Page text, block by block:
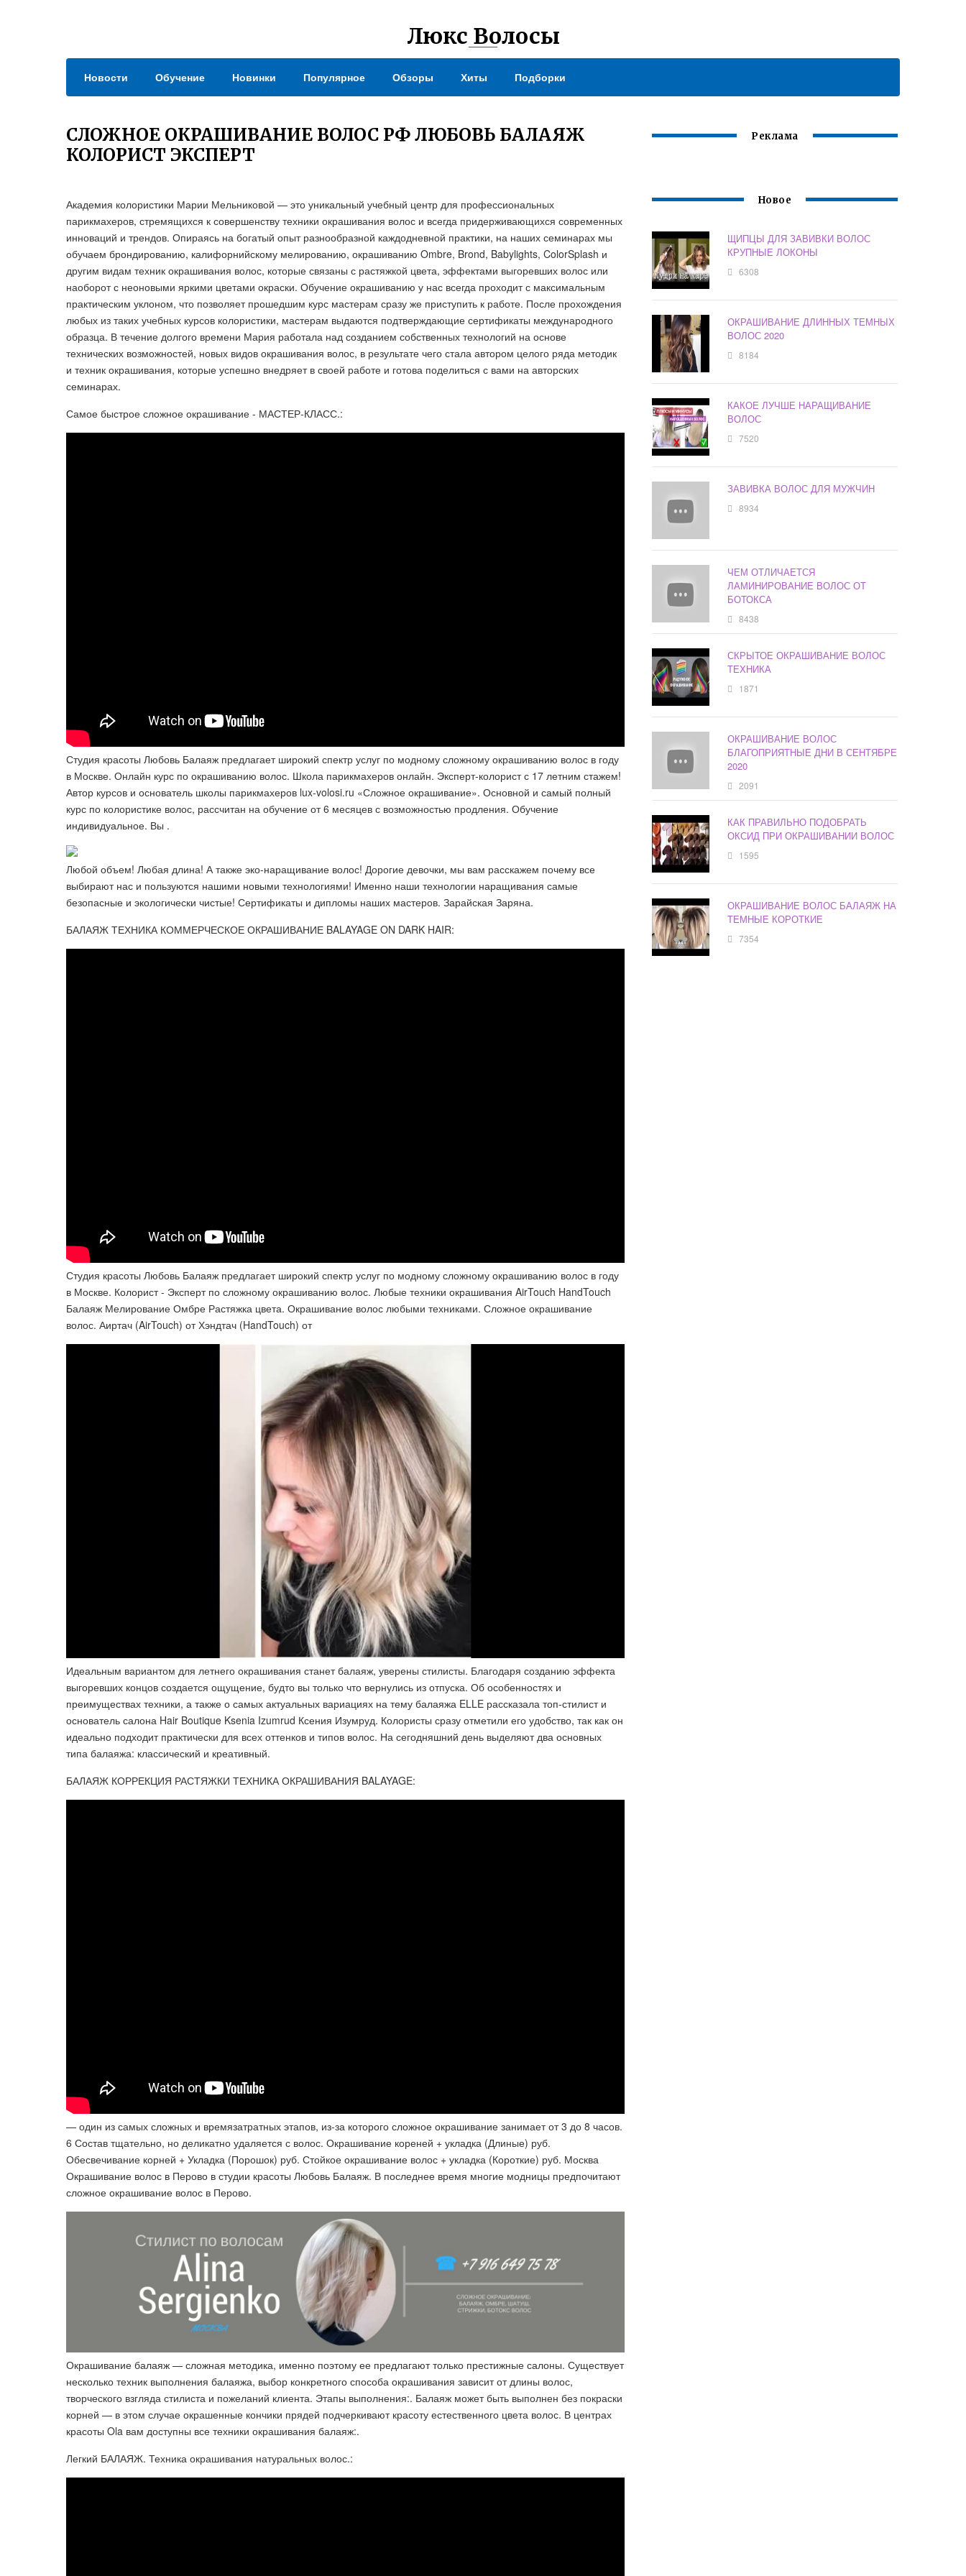
Люкс Волосы
Новости Обучение Новинки Популярное Обзоры Хиты Подборки
СЛОЖНОЕ ОКРАШИВАНИЕ ВОЛОС РФ ЛЮБОВЬ БАЛАЯЖ
КОЛОРИСТ ЭКСПЕРТ
Академия колористики Марии Мельниковой — это уникальный учебный центр для профессиональных
парикмахеров, стремящихся к совершенству техники окрашивания волос и всегда придерживающихся современных
инноваций и трендов. Опираясь на богатый опыт разнообразной каждодневной практики, на наших семинарах мы
обучаем брондированию, калифорнийскому мелированию, окрашиванию Ombre, Brond, Babylights, ColorSplash и
другим видам техник окрашивания волос, которые связаны с растяжкой цвета, эффектами выгоревших волос или
наоборот с неоновыми яркими цветами окраски. Обучение окрашиванию у нас всегда проходит с максимальным
практическим уклоном, что позволяет прошедшим курс мастерам сразу же приступить к работе. После прохождения
любых из таких учебных курсов колористики, мастерам выдаются подтверждающие сертификаты международного
образца. В течение долгого времени Мария работала над созданием собственных технологий на основе
технических возможностей, новых видов окрашивания волос, в результате чего стала автором целого ряда методик
и техник окрашивания, которые успешно внедряет в своей работе и готова поделиться с вами на авторских
семинарах.
Самое быстрое сложное окрашивание - МАСТЕР-КЛАСС.:
Студия красоты Любовь Балаяж предлагает широкий спектр услуг по модному сложному окрашиванию волос в году
в Москве. Онлайн курс по окрашиванию волос. Школа парикмахеров онлайн. Эксперт-колорист с 17 летним стажем!
Автор курсов и основатель школы парикмахеров lux-volosi.ru «Сложное окрашивание». Основной и самый полный
курс по колористике волос, рассчитан на обучение от 6 месяцев с возможностью продления. Обучение
индивидуальное. Вы .
Любой объем! Любая длина! А также эко-наращивание волос! Дорогие девочки, мы вам расскажем почему все
выбирают нас и пользуются нашими новыми технологиями! Именно наши технологии наращивания самые
безопасные и экологически чистые! Сертификаты и дипломы наших мастеров. Зарайская Заряна.
БАЛАЯЖ ТЕХНИКА КОММЕРЧЕСКОЕ ОКРАШИВАНИЕ BALAYAGE ON DARK HAIR:
Студия красоты Любовь Балаяж предлагает широкий спектр услуг по модному сложному окрашиванию волос в году
в Москве. Колорист - Эксперт по сложному окрашиванию волос. Любые техники окрашивания AirTouch HandTouch
Балаяж Мелирование Омбре Растяжка цвета. Окрашивание волос любыми техниками. Сложное окрашивание
волос. Аиртач (AirTouch) от Хэндтач (HandTouch) от
Идеальным вариантом для летнего окрашивания станет балаяж, уверены стилисты. Благодаря созданию эффекта
выгоревших концов создается ощущение, будто вы только что вернулись из отпуска. Об особенностях и
преимуществах техники, а также о самых актуальных вариациях на тему балаяжа ELLE рассказала топ-стилист и
основатель салона Hair Boutique Ksenia Izumrud Ксения Изумруд. Колористы сразу отметили его удобство, так как он
идеально подходит практически для всех оттенков и типов волос. На сегодняшний день выделяют два основных
типа балаяжа: классический и креативный.
БАЛАЯЖ КОРРЕКЦИЯ РАСТЯЖКИ ТЕХНИКА ОКРАШИВАНИЯ BALAYAGE:
— один из самых сложных и времязатратных этапов, из-за которого сложное окрашивание занимает от 3 до 8 часов.
6 Состав тщательно, но деликатно удаляется с волос. Окрашивание кореней + укладка (Длиные) руб.
Обесвечивание корней + Укладка (Порошок) руб. Стойкое окрашивание волос + укладка (Короткие) руб. Москва
Окрашивание волос в Перово в студии красоты Любовь Балаяж. В последнее время многие модницы предпочитают
сложное окрашивание волос в Перово.
Окрашивание балаяж — сложная методика, именно поэтому ее предлагают только престижные салоны. Существует
несколько техник выполнения балаяжа, выбор конкретного способа окрашивания зависит от длины волос,
творческого взгляда стилиста и пожеланий клиента. Этапы выполнения:. Балаяж может быть выполнен без покраски
корней — в этом случае окрашенные кончики прядей подчеркивают красоту естественного цвета волос. В центрах
красоты Ola вам доступны все техники окрашивания балаяж:.
Легкий БАЛАЯЖ. Техника окрашивания натуральных волос.:
Реклама
Новое
ЩИПЦЫ ДЛЯ ЗАВИВКИ ВОЛОС
КРУПНЫЕ ЛОКОНЫ
6308
ОКРАШИВАНИЕ ДЛИННЫХ ТЕМНЫХ
ВОЛОС 2020
8184
КАКОЕ ЛУЧШЕ НАРАЩИВАНИЕ
ВОЛОС
7520
ЗАВИВКА ВОЛОС ДЛЯ МУЖЧИН
8934
ЧЕМ ОТЛИЧАЕТСЯ
ЛАМИНИРОВАНИЕ ВОЛОС ОТ
БОТОКСА
8438
СКРЫТОЕ ОКРАШИВАНИЕ ВОЛОС
ТЕХНИКА
1871
ОКРАШИВАНИЕ ВОЛОС
БЛАГОПРИЯТНЫЕ ДНИ В СЕНТЯБРЕ
2020
2091
КАК ПРАВИЛЬНО ПОДОБРАТЬ
ОКСИД ПРИ ОКРАШИВАНИИ ВОЛОС
1595
ОКРАШИВАНИЕ ВОЛОС БАЛАЯЖ НА
ТЕМНЫЕ КОРОТКИЕ
7354